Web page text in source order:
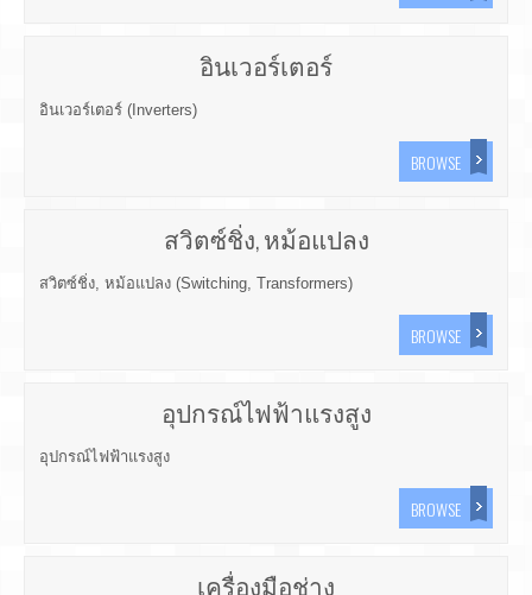
อินเวอร์เตอร์
อินเวอร์เตอร์ (Inverters)
BROWSE
สวิตซ์ชิ่ง, หม้อแปลง
สวิตซ์ชิ่ง, หม้อแปลง (Switching, Transformers)
BROWSE
อุปกรณ์ไฟฟ้าแรงสูง
อุปกรณ์ไฟฟ้าแรงสูง
BROWSE
เครื่องมือช่าง